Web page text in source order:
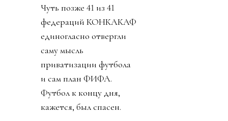
Чуть позже 41 из 41
федераций КОНКАКАФ
единогласно отвергли
саму мысль
приватизации футбола
и сам план ФИФА.
Футбол к концу дня,
кажется, был спасен.